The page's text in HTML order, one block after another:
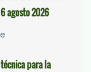
agosto 2026
para la